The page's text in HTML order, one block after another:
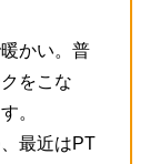
かい。普
をこな
。
最近はPT